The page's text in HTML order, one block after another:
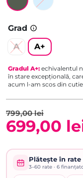
Grad
A+
A
Gradul A+: echivalentul
în stare excepțională,
acum l-am scos din
799,00lei
inițial
699,00
curent
este:
Plătește în rate
3–60rate · 6